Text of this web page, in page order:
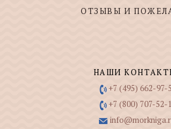
ОТЗЫВЫ И
НАШИ
+7 (495) 662-97-
+7 (800) 707-52-